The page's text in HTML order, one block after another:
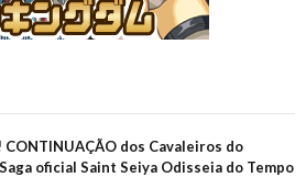
CONTINUAÇÃO dos Cavaleiros do
oficial Saint Seiya Odisseia do Tempo